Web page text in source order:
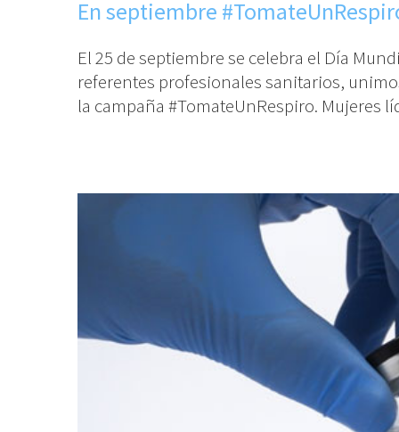
En septiembre
El 25 de septiembre se celebra el Día
referentes profesionales sanitarios,
la campaña #TomateUnRespiro. Mujeres